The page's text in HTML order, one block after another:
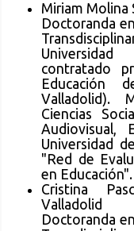
Miriam Molina
Doctoranda
contratado
Educación
Valladolid).
Ciencias
Audiovisual,
Universidad
"Red de
en Educación".
Cristina
Valladolid
Doctoranda